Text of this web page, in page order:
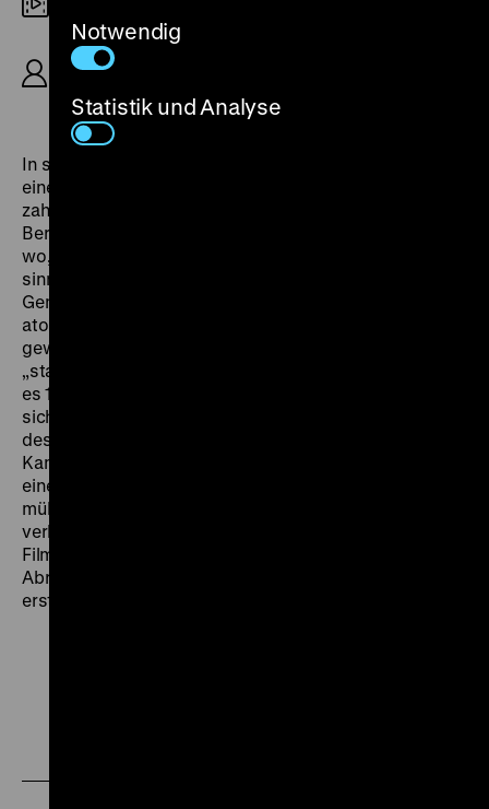
R: Konrad Wolf, B: Karl Georg Egel, Paul Wiens, K:
Werner Bergmann, D: Ulrike Germer, Günther
Simon, Viktor Avdjuško, Erwin Geschonneck, 115’
In stickigen Schwarz-Weiß-Bildern erzählt Konrad Wolf
eine Gründungsgeschichte der DDR. Er siedelt die
zahlreichen Konflikte der Nachkriegsjahre im
Bergarbeitermilieu der Wismut-AG im Erzgebirge an,
wo, so die fragwürdige Metapher, aus dem
sinnbildlichen Dreck die Sonne geborgen wurde.
Gemeint ist radioaktives Uran, das im Zuge des
atomaren Wettrüstens besonders an Bedeutung
gewann. In diese Welt sich nach Licht sehnender
„starker Männer“, wie es im Titelsong heißt, verschlägt
es 1950 die Frauen Lutz und Emmi. Um sie entspannt
sich ein Melodram, das in sich die ganze Sprengkraft
des jungen Staates enthält. Aufregende
Kamerafahrten und abrupte Schnitte geben dem Film
eine atemlose Rauheit, die hinter der Metaphorik das
mühsame, nur schwer mit sozialistischem Aufbruch zu
verbindende Leben der Arbeiter sichtbar macht. Da der
Film bei Fertigstellung nicht mehr zur außenpolitischen
Abrüstungsstrategie der Sowjetunion passte, wurde er
erst 1972 öffentlich gezeigt. (ph)
Notwendig
Statistik und Analyse